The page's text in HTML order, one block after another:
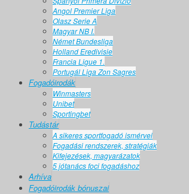
Angol Premier Liga
Olasz Serie A
Magyar NB I.
Német Bundesliga
Holland Eredivisie
Francia Ligue 1.
Portugál Liga Zon Sagres
Fogadóirodák
Winmasters
Unibet
Sportingbet
Tudástár
A sikeres sportfogadó ismérvei
Fogadási rendszerek, stratégiák
Kifejezések, magyarázatok
5 jótanács foci fogadáshoz
Arhíva
Fogadóirodák bónuszai